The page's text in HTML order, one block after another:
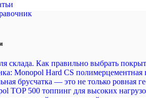
склада. Как правильно выбрать
Monopol Hard CS полимерцементная
брусчатка — это не только ровная
TOP 500 топпинг для высоких